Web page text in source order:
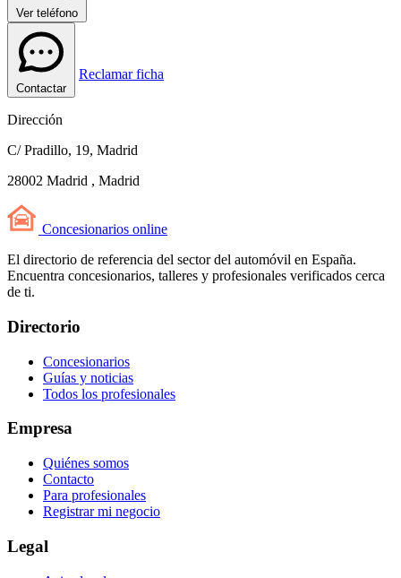
Ver teléfono
Contactar
Reclamar ficha
Dirección
C/ Pradillo, 19, Madrid
28002 Madrid , Madrid
Concesionarios online
El directorio de referencia del sector del automóvil en España.
Encuentra concesionarios, talleres y profesionales verificados cerca
de ti.
Directorio
Concesionarios
Guías y noticias
Todos los profesionales
Empresa
Quiénes somos
Contacto
Para profesionales
Registrar mi negocio
Legal